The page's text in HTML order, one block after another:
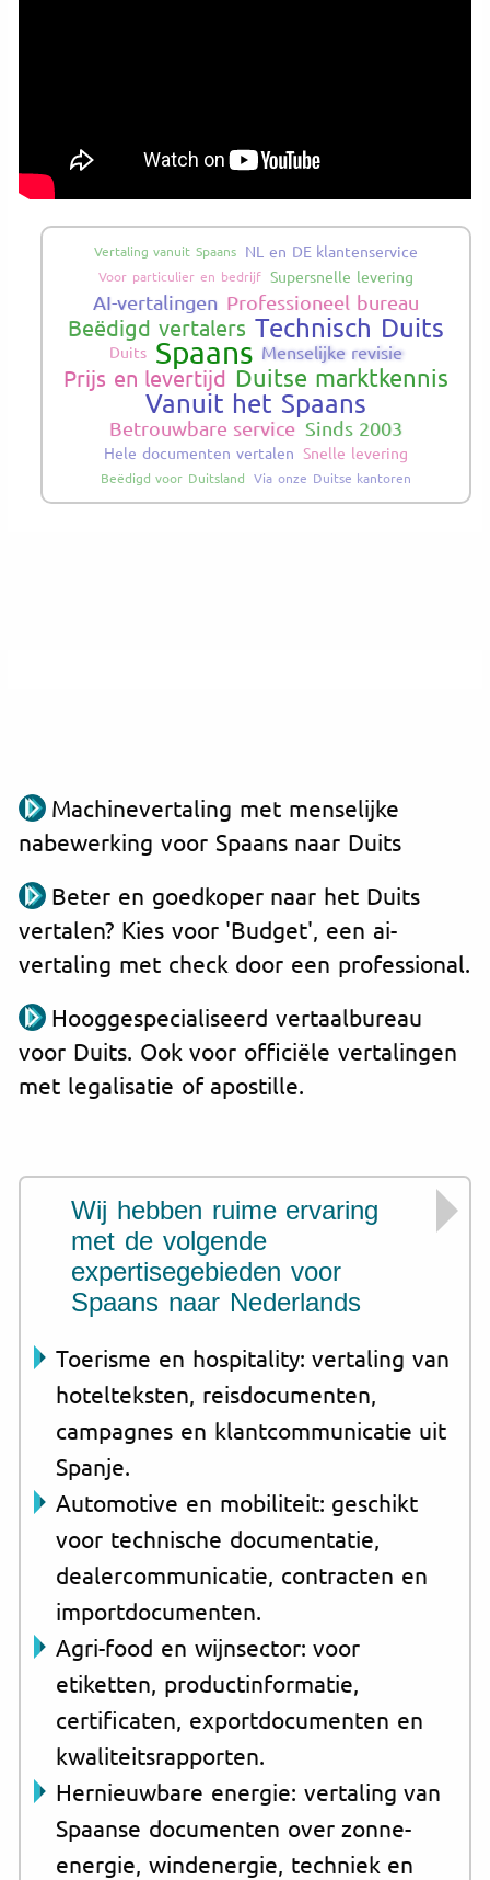
Vertaling vanuit Spaans NL en DE klantenservice
Voor particulier en bedrijf Supersnelle levering
AI-vertalingen Professioneel bureau
Beëdigd vertalers Technisch Duits
Duits Spaans Menselijke revisie
Prijs en levertijd Duitse marktkennis
Vanuit het Spaans
Betrouwbare service Sinds 2003
Hele documenten vertalen Snelle levering
Beëdigd voor Duitsland Via onze Duitse kantoren
Machinevertaling met menselijke
nabewerking voor Spaans naar Duits
Beter en goedkoper naar het Duits
vertalen? Kies voor 'Budget', een ai-
vertaling met check door een professional.
Hooggespecialiseerd vertaalbureau
voor Duits. Ook voor officiële vertalingen
met legalisatie of apostille.
Wij hebben ruime ervaring
met de volgende
expertisegebieden voor
Spaans naar Nederlands
Toerisme en hospitality: vertaling van
hotelteksten, reisdocumenten,
campagnes en klantcommunicatie uit
Spanje.
Automotive en mobiliteit: geschikt
voor technische documentatie,
dealercommunicatie, contracten en
importdocumenten.
Agri-food en wijnsector: voor
etiketten, productinformatie,
certificaten, exportdocumenten en
kwaliteitsrapporten.
Hernieuwbare energie: vertaling van
Spaanse documenten over zonne-
energie, windenergie, techniek en